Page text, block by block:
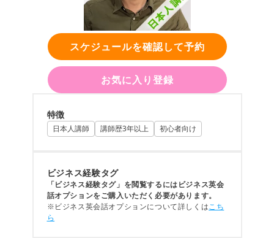
スケジュールを確認して予約
お気に入り登録
特徴
日本人講師 講師歴3年以上 初心者向け
ビジネス経験タグ
「ビジネス経験タグ」を閲覧するにはビジネス英会
話オプションをご購入いただく必要があります。
※ビジネス英会話オプションについて詳しくはこち
ら